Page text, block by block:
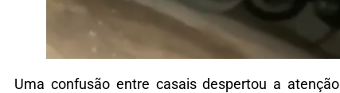
Uma confusão entre casais despertou a